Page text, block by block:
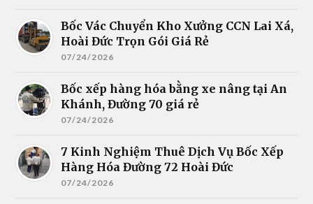
Bốc Vác Chuyển Kho Xưởng CCN Lai Xá,
Hoài Đức Trọn Gói Giá Rẻ
07/24/2026
Bốc xếp hàng hóa bằng xe nâng tại An
Khánh, Đường 70 giá rẻ
07/24/2026
7 Kinh Nghiệm Thuê Dịch Vụ Bốc Xếp
Hàng Hóa Đường 72 Hoài Đức
07/24/2026